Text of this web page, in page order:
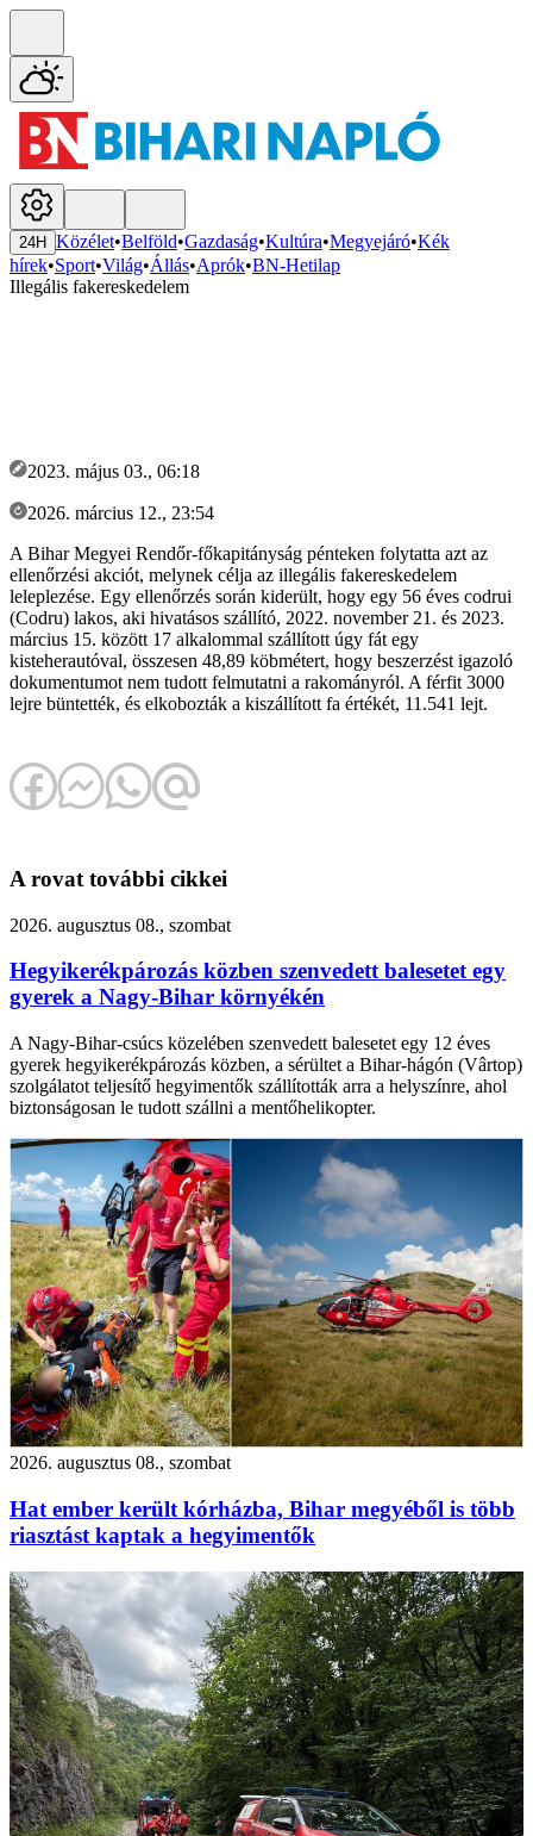
24H Közélet•Belföld•Gazdaság•Kultúra•Megyejáró•Kék
hírek•Sport•Világ•Állás•Aprók•BN-Hetilap
Illegális fakereskedelem
2023. május 03., 06:18
2026. március 12., 23:54
A Bihar Megyei Rendőr-főkapitányság pénteken folytatta azt az
ellenőrzési akciót, melynek célja az illegális fakereskedelem
leleplezése. Egy ellenőrzés során kiderült, hogy egy 56 éves codrui
(Codru) lakos, aki hivatásos szállító, 2022. november 21. és 2023.
március 15. között 17 alkalommal szállított úgy fát egy
kisteherautóval, összesen 48,89 köbmétert, hogy beszerzést igazoló
dokumentumot nem tudott felmutatni a rakományról. A férfit 3000
lejre büntették, és elkobozták a kiszállított fa értékét, 11.541 lejt.
A rovat további cikkei
2026. augusztus 08., szombat
Hegyikerékpározás közben szenvedett balesetet egy
gyerek a Nagy-Bihar környékén
A Nagy-Bihar-csúcs közelében szenvedett balesetet egy 12 éves
gyerek hegyikerékpározás közben, a sérültet a Bihar-hágón (Vârtop)
szolgálatot teljesítő hegyimentők szállították arra a helyszínre, ahol
biztonságosan le tudott szállni a mentőhelikopter.
2026. augusztus 08., szombat
Hat ember került kórházba, Bihar megyéből is több
riasztást kaptak a hegyimentők